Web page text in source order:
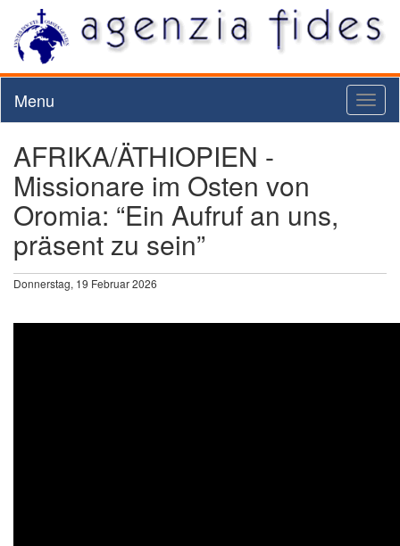
Menu
AFRIKA/ÄTHIOPIEN -
Missionare im Osten von
Oromia: “Ein Aufruf an uns,
präsent zu sein”
Donnerstag, 19 Februar 2026